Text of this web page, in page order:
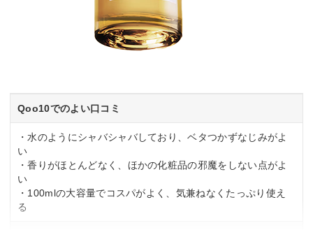
Qoo10でのよい口コミ
・水のようにシャバシャバしており、ベタつかずなじみがよ
い
・香りがほとんどなく、ほかの化粧品の邪魔をしない点がよ
い
・100mlの大容量でコスパがよく、気兼ねなくたっぷり使え
る